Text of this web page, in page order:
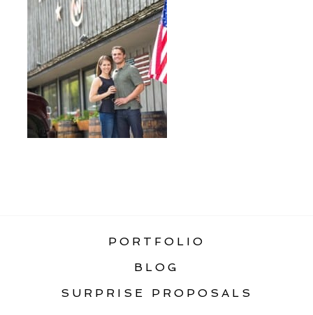
PORTFOLIO
BLOG
SURPRISE PROPOSALS